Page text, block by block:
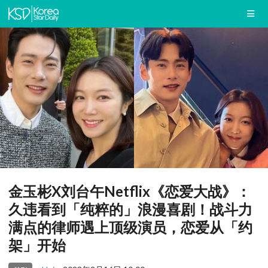
金玉彬X刘台午Netflix《恋爱大战》：
久违看到「纯粹的」浪漫喜剧！战斗力
满点的律师遇上顶级演员，恋爱从「约
架」开始